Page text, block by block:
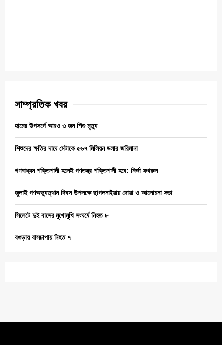
সাম্প্রতিক খবর
হামের উপসর্গে আরও ৩ জন শিশু মৃত্যু
শিশুদের ক্ষতির দায়ে মেটাকে ৫৬৭ মিলিয়ন ডলার জরিমানা
গণমাধ্যম শক্তিশালী হলেই গণতন্ত্র শক্তিশালী হবে: মির্জা ফখরুল
জুলাই গণঅভ্যুত্থান দিবস উপলক্ষে ছাগলনাইয়ায় দোয়া ও আলোচনা সভা
সিলেটে দুই বাসের মুখোমুখি সংঘর্ষে নিহত ৮
বগুড়ায় বাসচাপায় নিহত ৭